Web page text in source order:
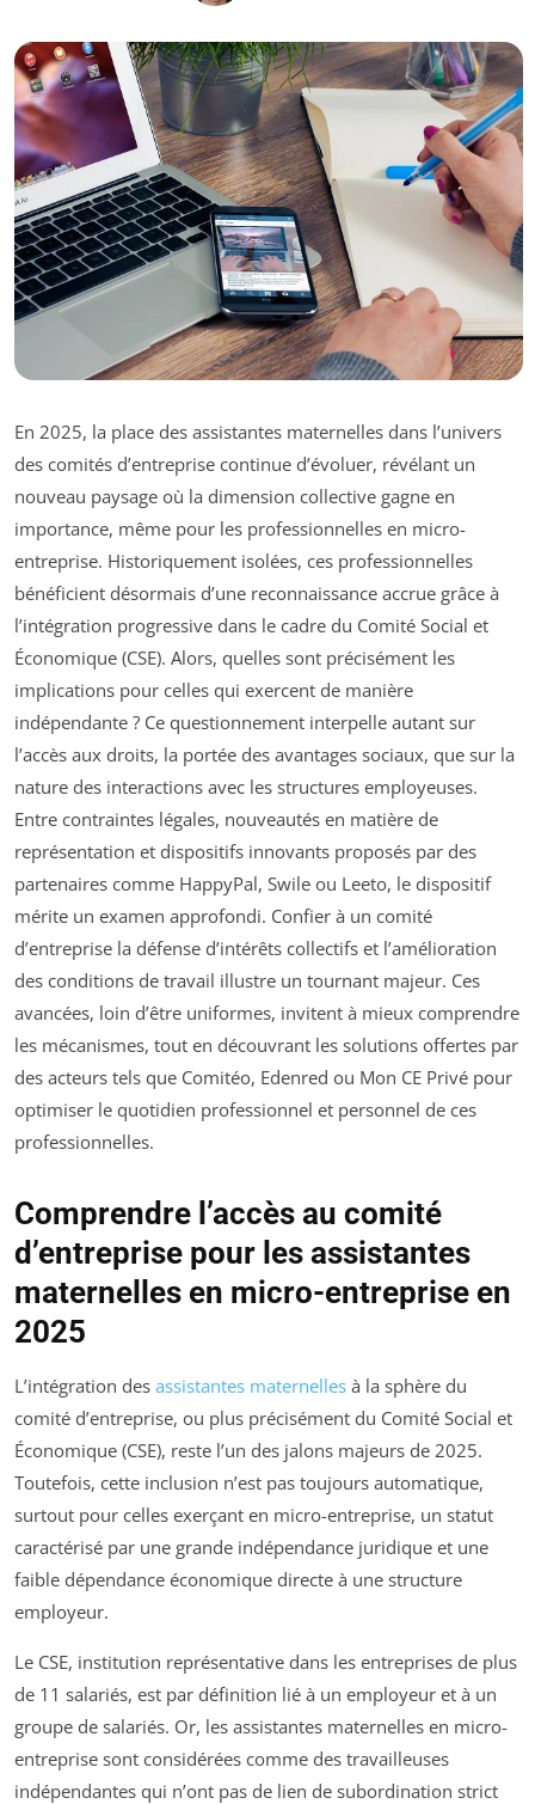
En 2025, la place des assistantes maternelles dans l’univers
des comités d’entreprise continue d’évoluer, révélant un
nouveau paysage où la dimension collective gagne en
importance, même pour les professionnelles en micro-
entreprise. Historiquement isolées, ces professionnelles
bénéficient désormais d’une reconnaissance accrue grâce à
l’intégration progressive dans le cadre du Comité Social et
Économique (CSE). Alors, quelles sont précisément les
implications pour celles qui exercent de manière
indépendante ? Ce questionnement interpelle autant sur
l’accès aux droits, la portée des avantages sociaux, que sur la
nature des interactions avec les structures employeuses.
Entre contraintes légales, nouveautés en matière de
représentation et dispositifs innovants proposés par des
partenaires comme HappyPal, Swile ou Leeto, le dispositif
mérite un examen approfondi. Confier à un comité
d’entreprise la défense d’intérêts collectifs et l’amélioration
des conditions de travail illustre un tournant majeur. Ces
avancées, loin d’être uniformes, invitent à mieux comprendre
les mécanismes, tout en découvrant les solutions offertes par
des acteurs tels que Comitéo, Edenred ou Mon CE Privé pour
optimiser le quotidien professionnel et personnel de ces
professionnelles.
Comprendre l’accès au comité
d’entreprise pour les assistantes
maternelles en micro-entreprise en
2025
L’intégration des assistantes maternelles à la sphère du
comité d’entreprise, ou plus précisément du Comité Social et
Économique (CSE), reste l’un des jalons majeurs de 2025.
Toutefois, cette inclusion n’est pas toujours automatique,
surtout pour celles exerçant en micro-entreprise, un statut
caractérisé par une grande indépendance juridique et une
faible dépendance économique directe à une structure
employeur.
Le CSE, institution représentative dans les entreprises de plus
de 11 salariés, est par définition lié à un employeur et à un
groupe de salariés. Or, les assistantes maternelles en micro-
entreprise sont considérées comme des travailleuses
indépendantes qui n’ont pas de lien de subordination strict